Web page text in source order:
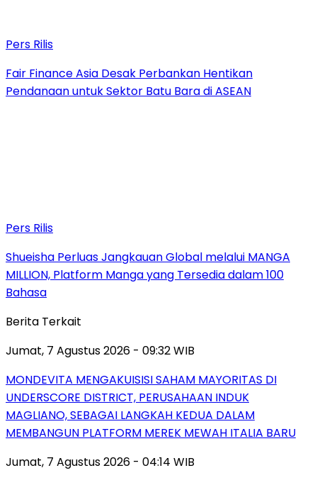
Pers Rilis
Fair Finance Asia Desak Perbankan Hentikan
Pendanaan untuk Sektor Batu Bara di ASEAN
Pers Rilis
Shueisha Perluas Jangkauan Global melalui MANGA
MILLION, Platform Manga yang Tersedia dalam 100
Bahasa
Berita Terkait
Jumat, 7 Agustus 2026 - 09:32 WIB
MONDEVITA MENGAKUISISI SAHAM MAYORITAS DI
UNDERSCORE DISTRICT, PERUSAHAAN INDUK
MAGLIANO, SEBAGAI LANGKAH KEDUA DALAM
MEMBANGUN PLATFORM MEREK MEWAH ITALIA BARU
Jumat, 7 Agustus 2026 - 04:14 WIB